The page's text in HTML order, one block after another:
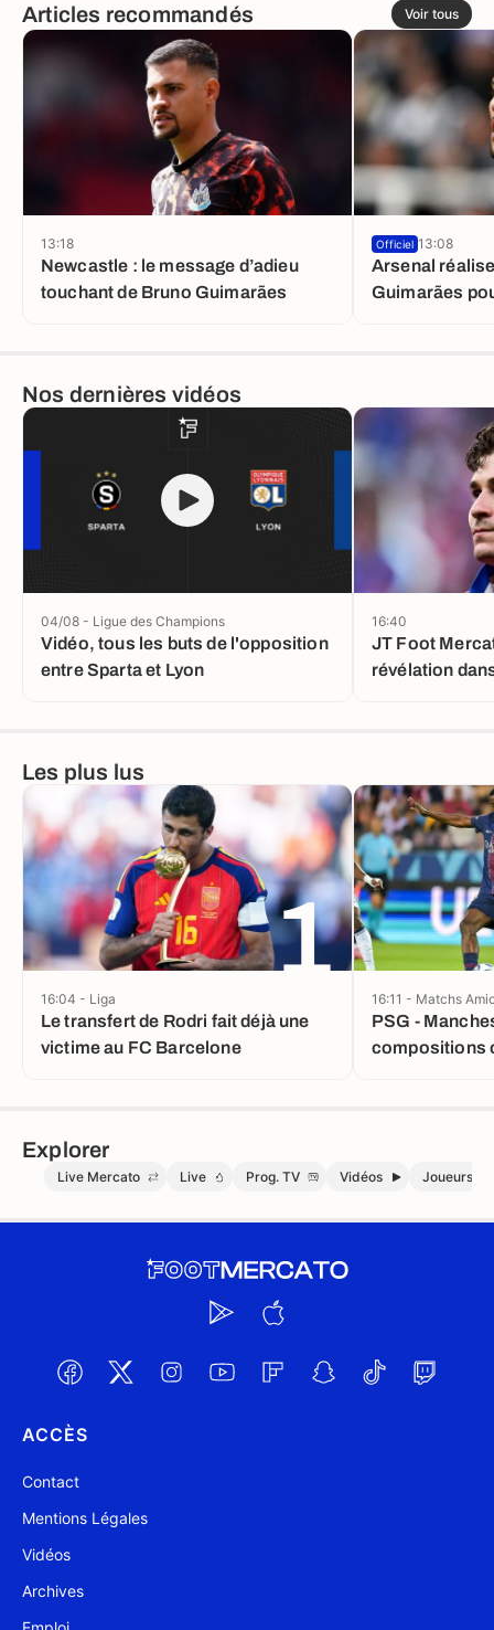
Articles recommandés Voir tous
Newcastle : le message d’adieu
touchant de Bruno Guimarães
13:18
Arsenal
Guimarães
Officiel 13:08
Nos dernières vidéos
Vidéo, tous les buts de l'opposition
entre Sparta et Lyon
04/08 - Ligue des Champions
JT Foot
révélation
16:40
Les plus lus
1
Le transfert de Rodri fait déjà une
victime au FC Barcelone
16:04 - Liga
PSG -
compositions
16:11 - Matchs
Explorer
Live Mercato Live Prog. TV Vidéos Joueurs
ACCÈS
Contact
Mentions Légales
Vidéos
Archives